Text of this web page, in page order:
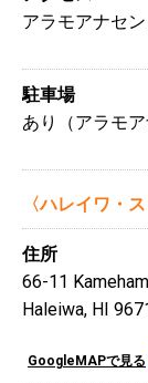
アラモアナセ
駐車場
あり（アラモ
〈ハレイワ・
住所
66-11
Haleiwa, HI
GoogleMAPで見る